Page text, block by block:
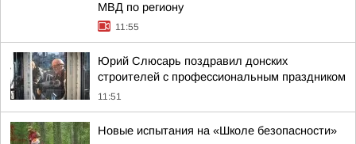
МВД по региону
11:55
Юрий Слюсарь поздравил донских
строителей с профессиональным праздником
11:51
Новые испытания на «Школе безопасности»